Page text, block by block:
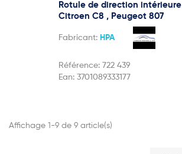
Rotule de direction intérieure
Citroen C8 , Peugeot 807
Fabricant: HPA
Référence: 722 439
Ean: 3701089333177
Affichage 1-9 de 9 article(s)